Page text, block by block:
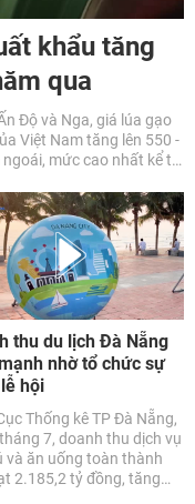
khẩu tăng
qua
Độ và Nga, giá lúa gạo
Việt Nam tăng lên 550 -
mức cao nhất kể từ
thu du lịch Đà Nẵng
nhờ tổ chức sự
hội
Thống kê TP Đà Nẵng,
7, doanh thu dịch vụ
và ăn uống toàn thành
2.185,2 tỷ đồng, tăng